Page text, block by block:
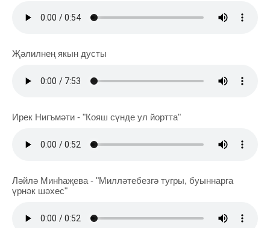
Җәлилнең якын дусты
Ирек Нигъмәти - "Кояш сүнде ул йортта"
Ләйлә Минһаҗева - "Милләтебезгә тугры, буыннарга
үрнәк шәхес"